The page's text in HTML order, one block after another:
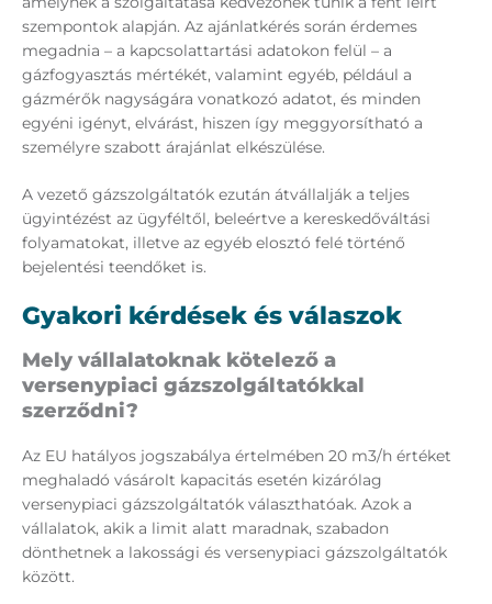
szempontok alapján. Az ajánlatkérés során érdemes
megadnia – a kapcsolattartási adatokon felül – a
gázfogyasztás mértékét, valamint egyéb, például a
gázmérők nagyságára vonatkozó adatot, és minden
egyéni igényt, elvárást, hiszen így meggyorsítható a
személyre szabott árajánlat elkészülése.
A vezető gázszolgáltatók ezután átvállalják a teljes
ügyintézést az ügyféltől, beleértve a kereskedőváltási
folyamatokat, illetve az egyéb elosztó felé történő
bejelentési teendőket is.
Gyakori kérdések és válaszok
Mely vállalatoknak kötelező a
versenypiaci gázszolgáltatókkal
szerződni?
Az EU hatályos jogszabálya értelmében 20 m3/h értéket
meghaladó vásárolt kapacitás esetén kizárólag
versenypiaci gázszolgáltatók választhatóak. Azok a
vállalatok, akik a limit alatt maradnak, szabadon
dönthetnek a lakossági és versenypiaci gázszolgáltatók
között.